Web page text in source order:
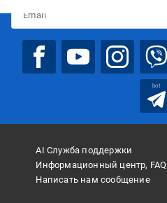
bot
AI Служба поддержки
Информационный центр, FAQ
Написать нам сообщение